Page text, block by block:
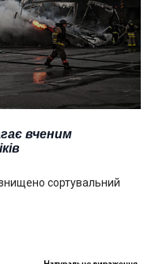
вченим
сортувальний